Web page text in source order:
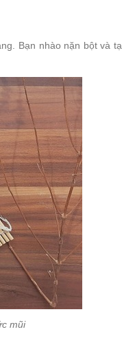
Bạn nhào nặn bột và
mũi